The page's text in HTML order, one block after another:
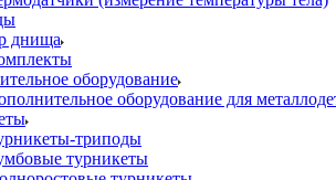
днища
оборудование
оборудование для
триподы
турникеты